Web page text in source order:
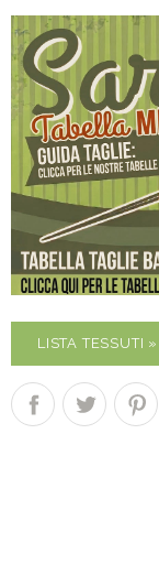
LISTA TESSUTI »